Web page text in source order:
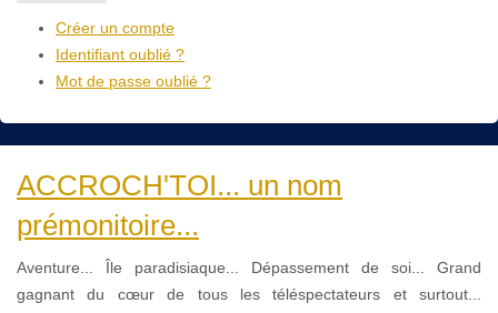
Créer un compte
Identifiant oublié ?
Mot de passe oublié ?
ACCROCH'TOI... un nom
prémonitoire...
Aventure... Île paradisiaque... Dépassement de soi️... Grand
gagnant du cœur de tous les téléspectateurs et surtout...